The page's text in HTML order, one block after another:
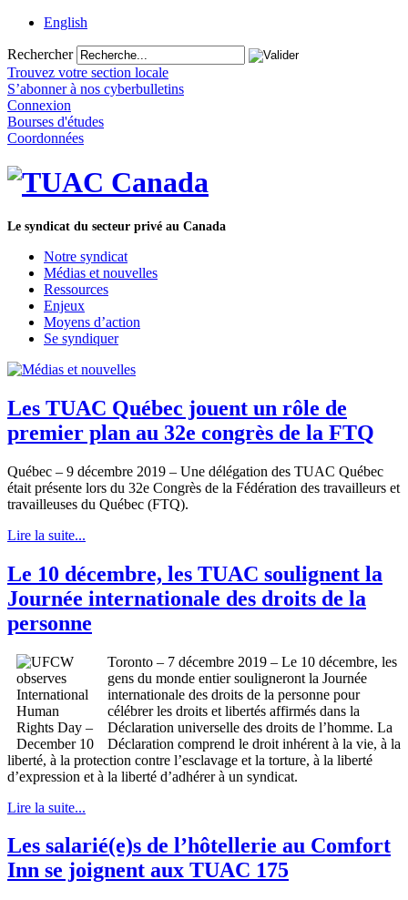
English
Rechercher
Trouvez votre section locale
S’abonner à nos cyberbulletins
Connexion
Bourses d'études
Coordonnées
Le syndicat du secteur privé au Canada
Notre syndicat
Médias et nouvelles
Ressources
Enjeux
Moyens d’action
Se syndiquer
Les TUAC Québec jouent un rôle de
premier plan au 32e congrès de la FTQ
Québec – 9 décembre 2019 – Une délégation des TUAC Québec
était présente lors du 32e Congrès de la Fédération des travailleurs et
travailleuses du Québec (FTQ).
Lire la suite...
Le 10 décembre, les TUAC soulignent la
Journée internationale des droits de la
personne
Toronto – 7 décembre 2019 – Le 10 décembre, les
gens du monde entier souligneront la Journée
internationale des droits de la personne pour
célébrer les droits et libertés affirmés dans la
Déclaration universelle des droits de l’homme. La
Déclaration comprend le droit inhérent à la vie, à la
liberté, à la protection contre l’esclavage et la torture, à la liberté
d’expression et à la liberté d’adhérer à un syndicat.
Lire la suite...
Les salarié(e)s de l’hôtellerie au Comfort
Inn se joignent aux TUAC 175